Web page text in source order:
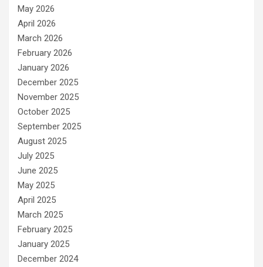
May 2026
April 2026
March 2026
February 2026
January 2026
December 2025
November 2025
October 2025
September 2025
August 2025
July 2025
June 2025
May 2025
April 2025
March 2025
February 2025
January 2025
December 2024